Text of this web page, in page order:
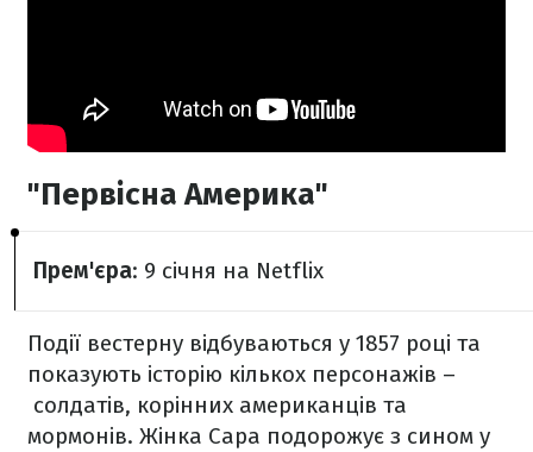
"Первісна Америка"
Прем'єра: 9 січня на Netflix
Події вестерну відбуваються у 1857 році та
показують історію кількох персонажів –
солдатів, корінних американців та
мормонів. Жінка Сара подорожує з сином у